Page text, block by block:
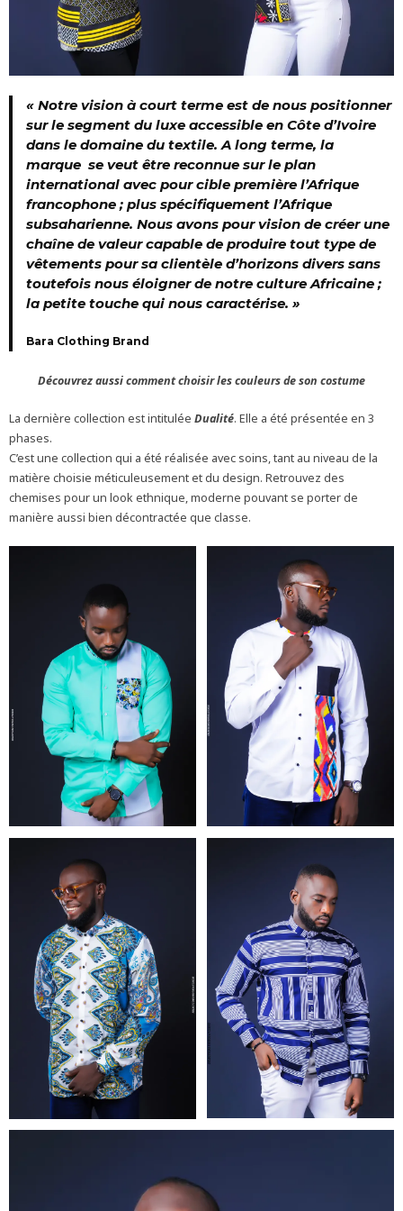
« Notre vision à court terme est de nous positionner
sur le segment du luxe accessible en Côte d’Ivoire
dans le domaine du textile. A long terme, la
marque se veut être reconnue sur le plan
international avec pour cible première l’Afrique
francophone ; plus spécifiquement l’Afrique
subsaharienne. Nous avons pour vision de créer une
chaîne de valeur capable de produire tout type de
vêtements pour sa clientèle d’horizons divers sans
toutefois nous éloigner de notre culture Africaine ;
la petite touche qui nous caractérise. »
Bara Clothing Brand
Découvrez aussi comment choisir les couleurs de son costume
La dernière collection est intitulée Dualité. Elle a été présentée en 3
phases.
C’est une collection qui a été réalisée avec soins, tant au niveau de la
matière choisie méticuleusement et du design. Retrouvez des
chemises pour un look ethnique, moderne pouvant se porter de
manière aussi bien décontractée que classe.